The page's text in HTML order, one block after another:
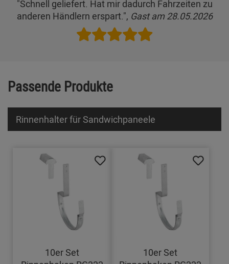
"Schnell geliefert. Hat mir dadurch Fahrzeiten zu
anderen Händlern erspart.", Gast am 28.05.2026
Passende Produkte
Rinnenhalter für Sandwichpaneele
10er Set
10er Set